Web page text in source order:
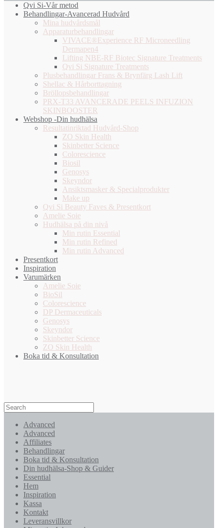
Qvi Si-Vår metod
Behandlingar-Avancerad Hudvård
Mina hudvårdsmål
Apparaturbehandlingar
VIVACE®Experience RF Microneedling
Dermapen4
Lifting NBE-RF Biotec Signature Treatments
Qvi Si Signature Treatments
Plusbehandlingar Frans & Brynfärg Lash Lift
Shellac & Hårborttagning
Bröllopsbehandlingar
PRX-T33 AVANCERADE PEELS INFUZION
SKINBOOSTER
Webshop -Din hudhälsa
Resultatinriktad Hudvård-Shop
ZO Skin Health
Skinbetter Science
Colorescience
Biosil
Genosys
Skeyndor
Ansiktsmasker & Specialprodukter
Make up
Qvi Si Beauty Faves & Presentkort
Amelie Soie
Hudhälsa på din nivå
Min rutin Essential
Min rutin Refined
Min rutin Advanced
Presentkort
Inspiration
Varumärken
Amelie Soie
BioSil
Colorescience
DP Dermaceuticals
Genosys
Skeyndor
Skinbetter Science
ZO Skin Health
Boka tid & Konsultation
Advanced
Advanced
Affiliates
Behandlingar
Boka tid & Konsultation
Din hudhälsa-Shop & Guider
Essential
Hem
Inspiration
Kassa
Kontakt
Leveransvillkor